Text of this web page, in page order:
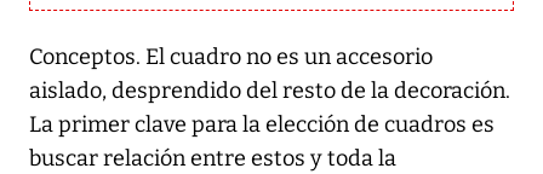
Conceptos. El cuadro no es un accesorio
aislado, desprendido del resto de la decoración.
La primer clave para la elección de cuadros es
buscar relación entre estos y toda la